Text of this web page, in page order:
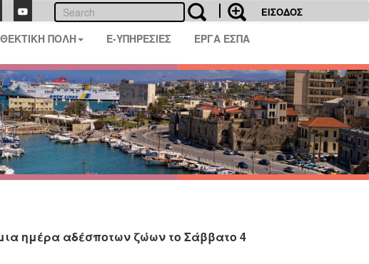
ΕΙΣΟΔΟΣ
ΠΟΛΗ E-ΥΠΗΡΕΣΙΕΣ ΕΡΓΑ ΕΣΠΑ
ημέρα αδέσποτων ζώων το Σάββατο 4